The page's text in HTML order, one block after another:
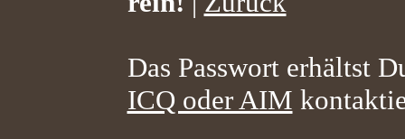
Das Passwort erhältst
ICQ oder AIM